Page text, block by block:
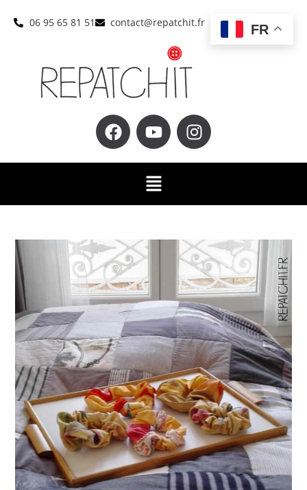
06 95 65 81 51 contact@repatchit.fr FR